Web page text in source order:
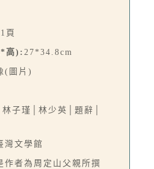
頁
*高): 27*34.8cm
(圖片)
子瑾│林少英│題辭│
灣文學館
作者為周定山父親所撰